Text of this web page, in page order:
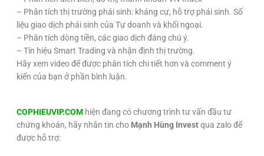
– Phân tích thị trường phái sinh: kháng cự, hỗ trợ phái sinh. Số
liệu giao dịch phái sinh của Tự doanh và khối ngoại.
– Phân tích dòng tiền, các giao dịch đáng chú ý.
– Tín hiệu Smart Trading và nhận định thị trường.
Hãy xem video để được phân tích chi tiết hơn và comment ý
kiến của bạn ở phần bình luận.
COPHIEUVIP.COM hiện đang có chương trình tư vấn đầu tư
chứng khoán, hãy nhắn tin cho Mạnh Hùng Investqua zalo để
được hỗ trợ: